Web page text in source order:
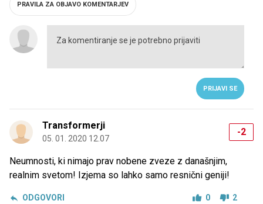
PRAVILA ZA OBJAVO KOMENTARJEV
PRIJAVI SE
Transformerji
05. 01. 2020 12.07
-2
Neumnosti, ki nimajo prav nobene zveze z današnjim,
realnim svetom! Izjema so lahko samo resnični geniji!
ODGOVORI 0 2